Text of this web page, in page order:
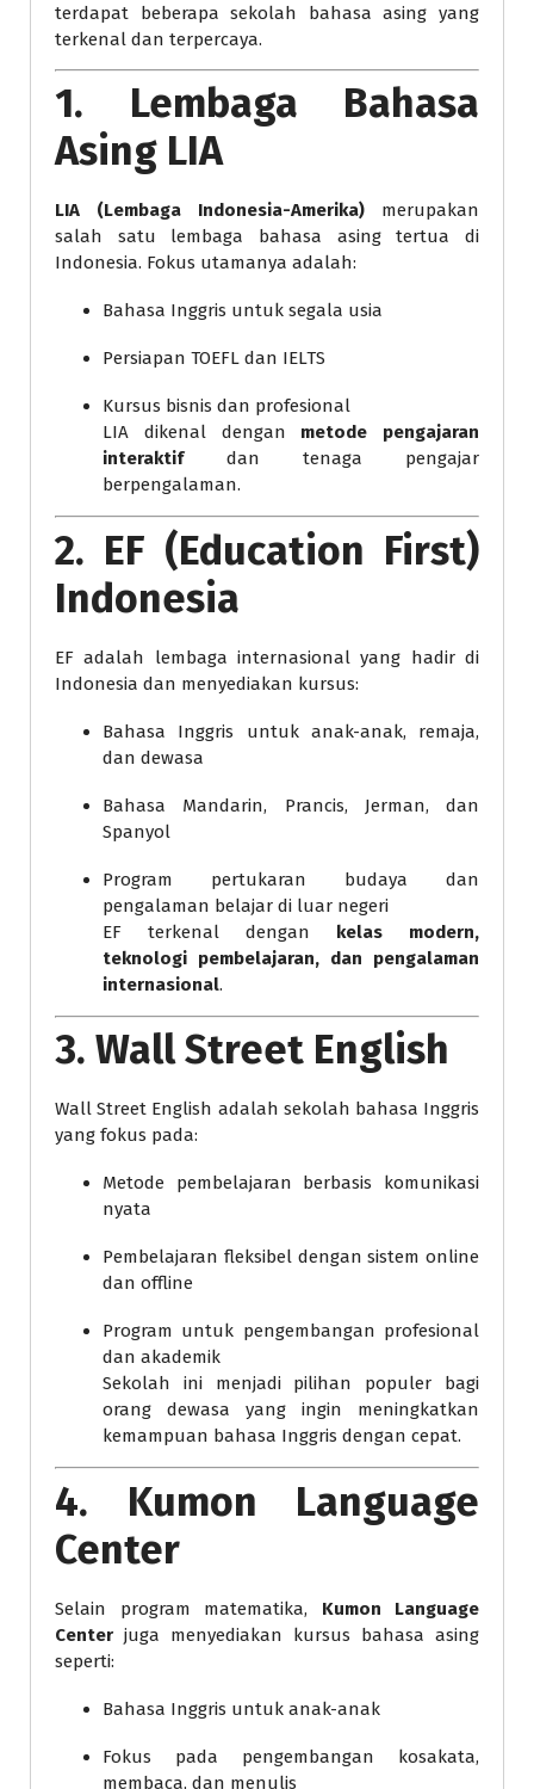
terdapat beberapa sekolah bahasa asing yang
terkenal dan terpercaya.
1. Lembaga Bahasa
Asing LIA
LIA (Lembaga Indonesia-Amerika) merupakan
salah satu lembaga bahasa asing tertua di
Indonesia. Fokus utamanya adalah:
Bahasa Inggris untuk segala usia
Persiapan TOEFL dan IELTS
Kursus bisnis dan profesional
LIA dikenal dengan metode pengajaran
interaktifdan tenaga pengajar
berpengalaman.
2. EF (Education First)
Indonesia
EF adalah lembaga internasional yang hadir di
Indonesia dan menyediakan kursus:
Bahasa Inggris untuk anak-anak, remaja,
dan dewasa
Bahasa Mandarin, Prancis, Jerman, dan
Spanyol
Program pertukaran budaya dan
pengalaman belajar di luar negeri
EF terkenal dengan kelas modern,
teknologi pembelajaran, dan pengalaman
internasional.
3. Wall Street English
Wall Street English adalah sekolah bahasa Inggris
yang fokus pada:
Metode pembelajaran berbasis komunikasi
nyata
Pembelajaran fleksibel dengan sistem online
dan offline
Program untuk pengembangan profesional
dan akademik
Sekolah ini menjadi pilihan populer bagi
orang dewasa yang ingin meningkatkan
kemampuan bahasa Inggris dengan cepat.
4. Kumon Language
Center
Selain program matematika, Kumon Language
Center juga menyediakan kursus bahasa asing
seperti:
Bahasa Inggris untuk anak-anak
Fokus pada pengembangan kosakata,
membaca, dan menulis